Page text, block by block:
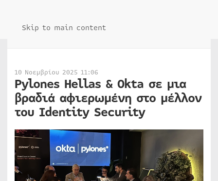
Skip to main content
10 Νοεμβρίου 2025 11:06
Pylones Hellas & Okta σε μια
βραδιά αφιερωμένη στο μέλλον
του Identity Security